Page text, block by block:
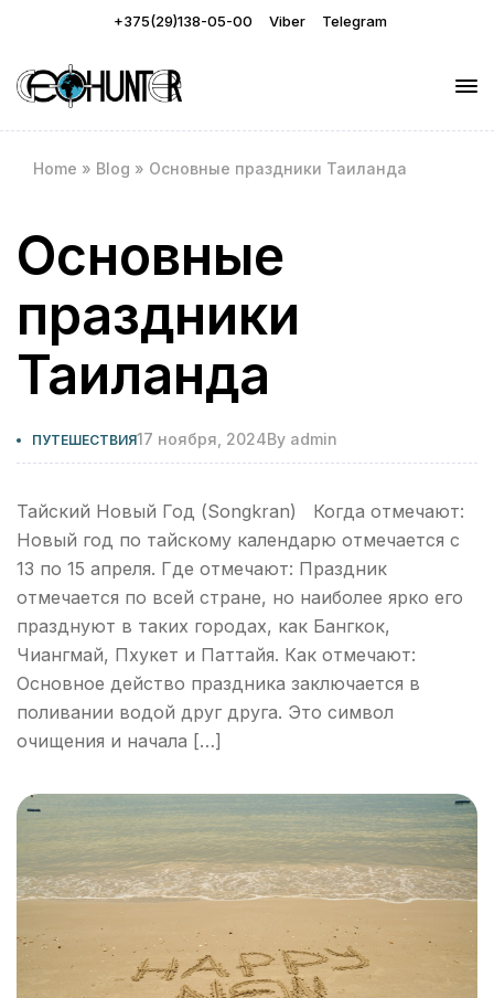
+375(29)138-05-00 Viber Telegram
Home » Blog » Основные праздники Таиланда
Основные
праздники
Таиланда
ПУТЕШЕСТВИЯ17 ноября, 2024By admin
Тайский Новый Год (Songkran) Когда отмечают:
Новый год по тайскому календарю отмечается с
13 по 15 апреля. Где отмечают: Праздник
отмечается по всей стране, но наиболее ярко его
празднуют в таких городах, как Бангкок,
Чиангмай, Пхукет и Паттайя. Как отмечают:
Основное действо праздника заключается в
поливании водой друг друга. Это символ
очищения и начала […]